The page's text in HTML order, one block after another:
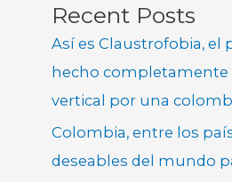
Recent Posts
Así es Claustrofobia,
hecho
vertical por una
Colombia, entre los
deseables del mundo